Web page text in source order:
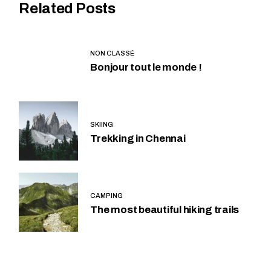
Related Posts
NON CLASSÉ
Bonjour tout le monde !
SKIING
Trekking in Chennai
CAMPING
The most beautiful hiking trails